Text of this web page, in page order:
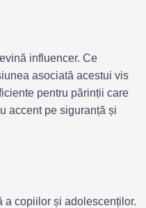
influencer. Ce
asociată acestui vis
pentru părinții care
accent pe siguranță și
a copiilor și adolescenților.